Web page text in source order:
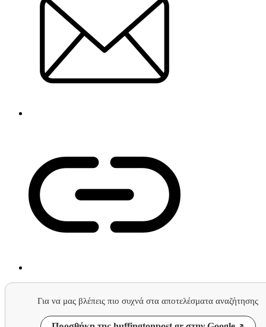
Για να μας βλέπεις πιο συχνά στα αποτελέσματα αναζήτησης